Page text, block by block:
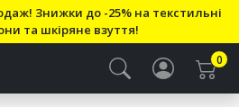
Знижки до -25% на текстильні
та шкіряне взуття!
0